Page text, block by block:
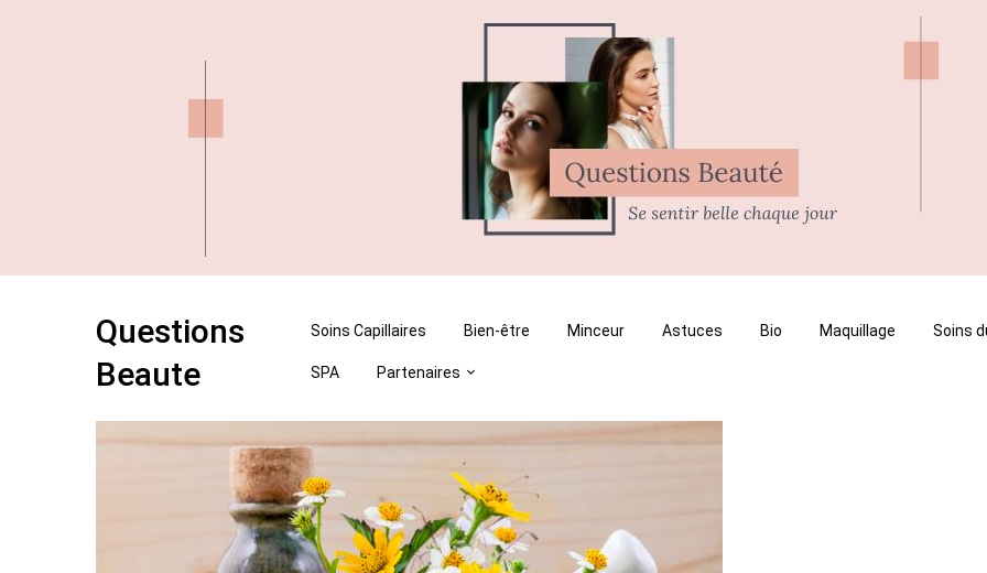
Questions
Beaute
Soins Capillaires Bien-être Minceur Astuces Bio Maquillage Soins
SPA Partenaires